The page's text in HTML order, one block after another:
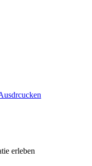
erleben